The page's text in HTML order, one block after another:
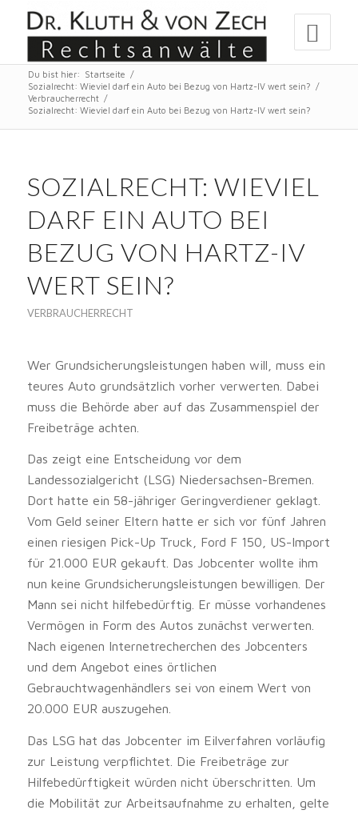
Du bist hier: Startseite
/
Sozialrecht: Wieviel darf ein Auto bei Bezug von Hartz-IV wert sein?
/
Verbraucherrecht /
Sozialrecht: Wieviel darf ein Auto bei Bezug von Hartz-IV wert sein?
SOZIALRECHT: WIEVIEL
DARF EIN AUTO BEI
BEZUG VON HARTZ-IV
WERT SEIN?
VERBRAUCHERRECHT
Wer Grundsicherungsleistungen haben will, muss ein
teures Auto grundsätzlich vorher verwerten. Dabei
muss die Behörde aber auf das Zusammenspiel der
Freibeträge achten.
Das zeigt eine Entscheidung vor dem
Landessozialgericht (LSG) Niedersachsen-Bremen.
Dort hatte ein 58-jähriger Geringverdiener geklagt.
Vom Geld seiner Eltern hatte er sich vor fünf Jahren
einen riesigen Pick-Up Truck, Ford F 150, US-Import
für 21.000 EUR gekauft. Das Jobcenter wollte ihm
nun keine Grundsicherungsleistungen bewilligen. Der
Mann sei nicht hilfebedürftig. Er müsse vorhandenes
Vermögen in Form des Autos zunächst verwerten.
Nach eigenen Internetrecherchen des Jobcenters
und dem Angebot eines örtlichen
Gebrauchtwagenhändlers sei von einem Wert von
20.000 EUR auszugehen.
Das LSG hat das Jobcenter im Eilverfahren vorläufig
zur Leistung verpflichtet. Die Freibeträge zur
Hilfebedürftigkeit würden nicht überschritten. Um
die Mobilität zur Arbeitsaufnahme zu erhalten, gelte